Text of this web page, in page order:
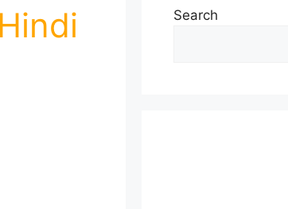
Search